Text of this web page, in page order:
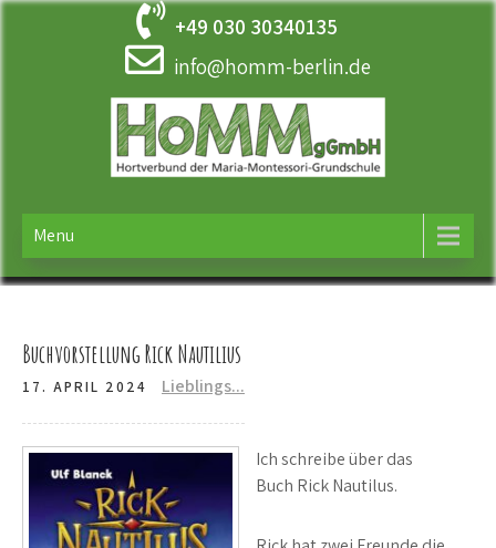
Skip
+49 030 30340135
info@homm-berlin.de
HOMM
Menu
Buchvorstellung Rick Nautilius
17. APRIL 2024 Lieblings...
Ich schreibe über das
Buch Rick Nautilus.